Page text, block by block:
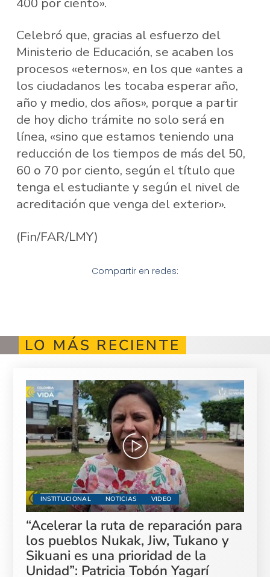
Celebró que, gracias al esfuerzo del
Ministerio de Educación, se acaben los
procesos «eternos», en los que «antes a
los ciudadanos les tocaba esperar año,
año y medio, dos años», porque a partir
de hoy dicho trámite no solo será en
línea, «sino que estamos teniendo una
reducción de los tiempos de más del 50,
60 o 70 por ciento, según el título que
tenga el estudiante y según el nivel de
acreditación que venga del exterior».
(Fin/FAR/LMY)
Compartir en redes:
LO MÁS RECIENTE
INSTITUCIONAL NOTICIAS VIDEO
“Acelerar la ruta de reparación para
los pueblos Nukak, Jiw, Tukano y
Sikuani es una prioridad de la
Unidad”: Patricia Tobón Yagarí